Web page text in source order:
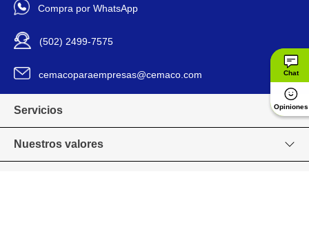
Tipo De Luz
Voltaje
Compra por WhatsApp
(502) 2499-7575
cemacoparaempresas@cemaco.com
Servicios
Nuestros valores
Chat
Opiniones